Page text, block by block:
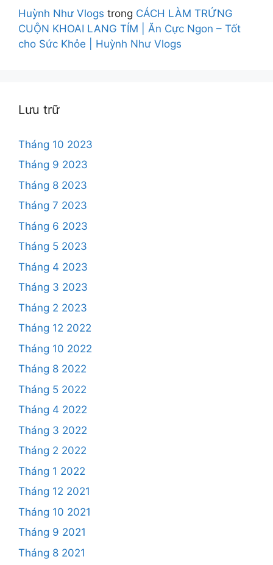
Huỳnh Như Vlogs trong CÁCH LÀM TRỨNG
CUỘN KHOAI LANG TÍM | Ăn Cực Ngon – Tốt
cho Sức Khỏe | Huỳnh Như Vlogs
Lưu trữ
Tháng 10 2023
Tháng 9 2023
Tháng 8 2023
Tháng 7 2023
Tháng 6 2023
Tháng 5 2023
Tháng 4 2023
Tháng 3 2023
Tháng 2 2023
Tháng 12 2022
Tháng 10 2022
Tháng 8 2022
Tháng 5 2022
Tháng 4 2022
Tháng 3 2022
Tháng 2 2022
Tháng 1 2022
Tháng 12 2021
Tháng 10 2021
Tháng 9 2021
Tháng 8 2021